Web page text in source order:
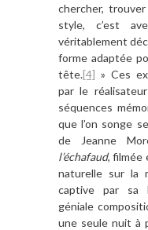
chercher,
style, c’est
véritablement
forme adaptée
tête.[4] » Ces
par le
séquences
que l’on songe
de Jeanne
l’échafaud, filmée
naturelle sur la
captive par sa
géniale
une seule nuit à